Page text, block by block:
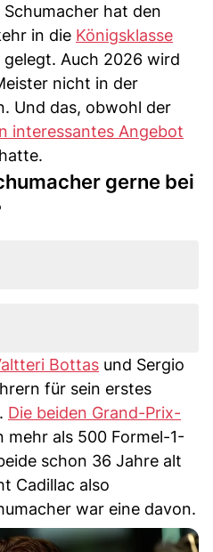
Schumacher hat den
in die Königsklasse
Auch 2026 wird
nicht in der
Und das, obwohl der
interessantes Angebot
gerne bei
Bottas und Sergio
für sein erstes
Die beiden Grand-Prix-
mehr als 500 Formel-1-
schon 36 Jahre alt
Cadillac also
war eine davon.